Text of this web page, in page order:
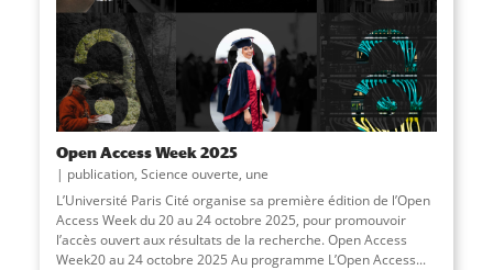
Open Access Week 2025
publication, Science ouverte, une
L’Université Paris Cité organise sa première édition de l’Open
Access Week du 20 au 24 octobre 2025, pour promouvoir
l’accès ouvert aux résultats de la recherche. Open Access
Week20 au 24 octobre 2025 Au programme L’Open Access...